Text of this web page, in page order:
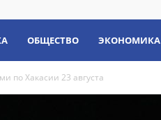
ОБЩЕСТВО ЭКОНОМИКА
по Хакасии 23 августа